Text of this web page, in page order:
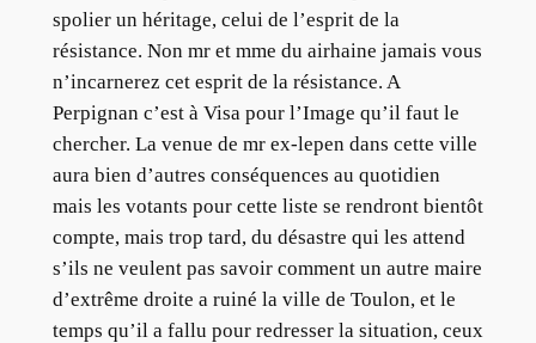
spolier un héritage, celui de l’esprit de la
résistance. Non mr et mme du airhaine jamais vous
n’incarnerez cet esprit de la résistance. A
Perpignan c’est à Visa pour l’Image qu’il faut le
chercher. La venue de mr ex-lepen dans cette ville
aura bien d’autres conséquences au quotidien
mais les votants pour cette liste se rendront bientôt
compte, mais trop tard, du désastre qui les attend
s’ils ne veulent pas savoir comment un autre maire
d’extrême droite a ruiné la ville de Toulon, et le
temps qu’il a fallu pour redresser la situation, ceux